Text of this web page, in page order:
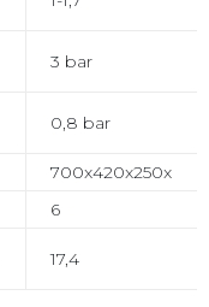
3 bar
0,8 bar
700x420x250x
6
17,4